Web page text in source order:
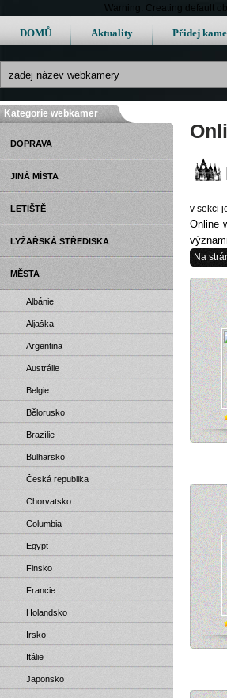
Warning: Creating default
DOMŮ Aktuality Přidej
v sekci
Online
Na
Kategorie webkamer
DOPRAVA
JINÁ MÍSTA
LETIŠTĚ
LYŽAŘSKÁ STŘEDISKA
MĚSTA
Albánie
Aljaška
Argentina
Austrálie
Belgie
Bělorusko
Brazílie
Bulharsko
Česká republika
Chorvatsko
Columbia
Egypt
Finsko
Francie
Holandsko
Irsko
Itálie
Japonsko